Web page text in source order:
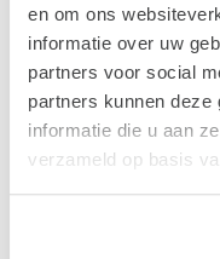
en om ons
informatie over uw
partners voor social
partners kunnen deze
informatie die u aan
verzameld op basis
e-mail?